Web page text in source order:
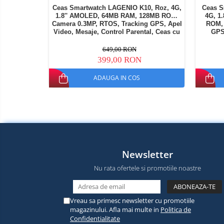
Ceas Smartwatch LAGENIO K10, Roz, 4G,
1.8'' AMOLED, 64MB RAM, 128MB ROM,
Camera 0.3MP, RTOS, Tracking GPS, Apel
Video, Mesaje, Control Parental, Ceas cu
649,00 RON
399,00 RON
ADAUGA IN COS
Ceas
4G,
Newsletter
Nu rata ofertele si promotiile noastre
Vreau sa primesc newsletter cu promotiile
magazinului. Afla mai multe in Politica de
Confidentialitate